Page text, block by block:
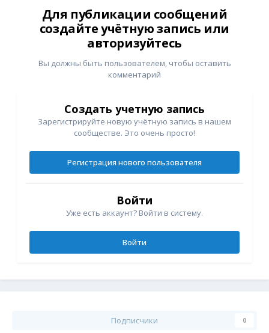
Для публикации сообщений
создайте учётную запись или
авторизуйтесь
Вы должны быть пользователем, чтобы оставить
комментарий
Создать учетную запись
Зарегистрируйте новую учётную запись в нашем
сообществе. Это очень просто!
Регистрация нового пользователя
Войти
Уже есть аккаунт? Войти в систему.
Войти
Подписчики 0